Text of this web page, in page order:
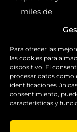
Para ofrecer las
las cookies para
dispositivo. El
procesar datos como
identificaciones
consentimiento,
características y
miles de
deportivos
para todas las
disciplinas,
garantizando
la calidad y el
servicio.